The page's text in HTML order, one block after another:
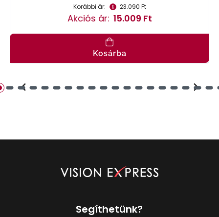
Korábbi ár: 23.090 Ft
Akciós ár: 15.009 Ft
Kosárba
Segíthetünk?